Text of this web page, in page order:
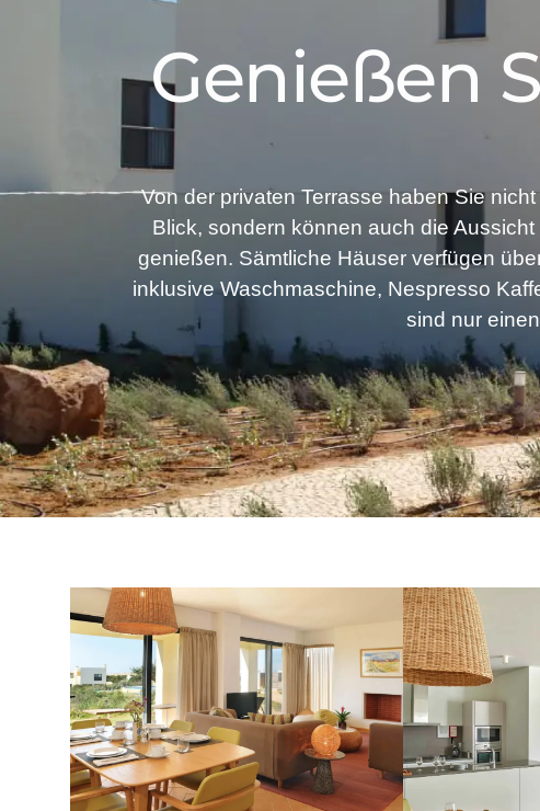
Genießen
Von der privaten Terrasse haben Sie
Blick, sondern können auch die
genießen. Sämtliche Häuser verfügen
inklusive Waschmaschine, Nespresso
sind nur